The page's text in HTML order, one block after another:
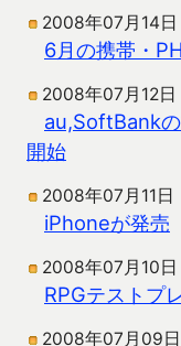
2008年07月14日
6月の携帯・
2008年07月12日
au,SoftBank
開始
2008年07月11日
iPhoneが発売
2008年07月10日
RPGテストプ
2008年07月09日